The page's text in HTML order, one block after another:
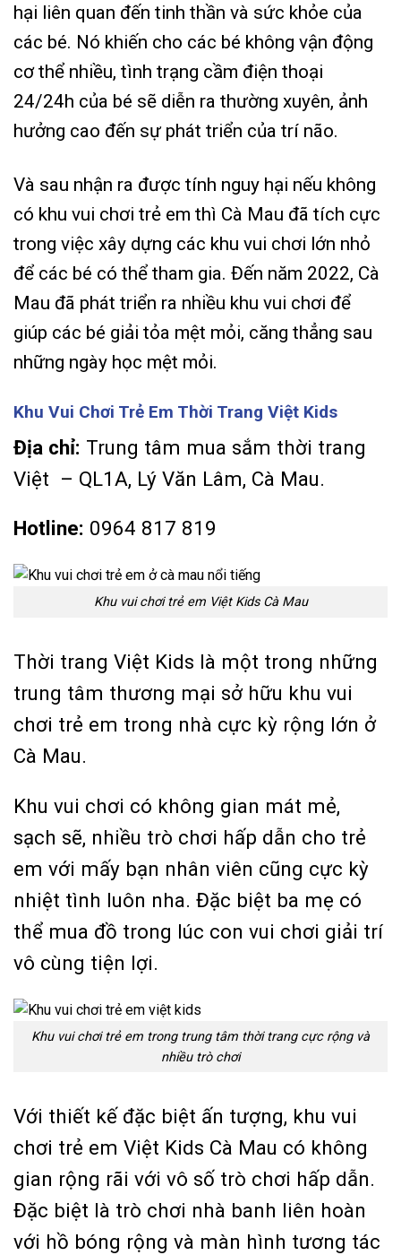
hại liên quan đến tinh thần và sức khỏe của
các bé. Nó khiến cho các bé không vận động
cơ thể nhiều, tình trạng cầm điện thoại
24/24h của bé sẽ diễn ra thường xuyên, ảnh
hưởng cao đến sự phát triển của trí não.
Và sau nhận ra được tính nguy hại nếu không
có khu vui chơi trẻ em thì Cà Mau đã tích cực
trong việc xây dựng các khu vui chơi lớn nhỏ
để các bé có thể tham gia. Đến năm 2022, Cà
Mau đã phát triển ra nhiều khu vui chơi để
giúp các bé giải tỏa mệt mỏi, căng thẳng sau
những ngày học mệt mỏi.
Khu Vui Chơi Trẻ Em Thời Trang Việt Kids
Địa chỉ: Trung tâm mua sắm thời trang
Việt – QL1A, Lý Văn Lâm, Cà Mau.
Hotline: 0964 817 819
Khu vui chơi trẻ em Việt Kids Cà Mau
Thời trang Việt Kids là một trong những
trung tâm thương mại sở hữu khu vui
chơi trẻ em trong nhà cực kỳ rộng lớn ở
Cà Mau.
Khu vui chơi có không gian mát mẻ,
sạch sẽ, nhiều trò chơi hấp dẫn cho trẻ
em với mấy bạn nhân viên cũng cực kỳ
nhiệt tình luôn nha. Đặc biệt ba mẹ có
thể mua đồ trong lúc con vui chơi giải trí
vô cùng tiện lợi.
Khu vui chơi trẻ em trong trung tâm thời trang cực rộng và
nhiều trò chơi
Với thiết kế đặc biệt ấn tượng, khu vui
chơi trẻ em Việt Kids Cà Mau có không
gian rộng rãi với vô số trò chơi hấp dẫn.
Đặc biệt là trò chơi nhà banh liên hoàn
với hồ bóng rộng và màn hình tương tác